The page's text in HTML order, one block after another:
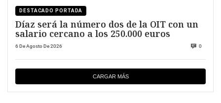
DESTACADO PORTADA
Díaz será la número dos de la OIT con un
salario cercano a los 250.000 euros
6 De Agosto De 2026 0
CARGAR MÁS